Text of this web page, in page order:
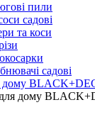
пили
садові
та коси
садові
дому
для дому